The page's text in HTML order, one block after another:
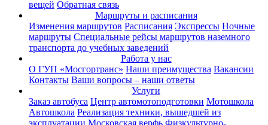
вещей Обратная связь
Маршруты и расписания
Изменения маршрутов Расписания Экспрессы Ночные
маршруты Специальные рейсы маршрутов наземного
транспорта до учебных заведений
Работа у нас
О ГУП «Мосгортранс» Наши преимущества Вакансии
Контакты Ваши вопросы – наши ответы
Услуги
Заказ автобуса Центр автомотоподготовки Мотошкола
Автошкола Реализация техники, вышедшей из
эксплуатации Московская верфь Физкультурно-